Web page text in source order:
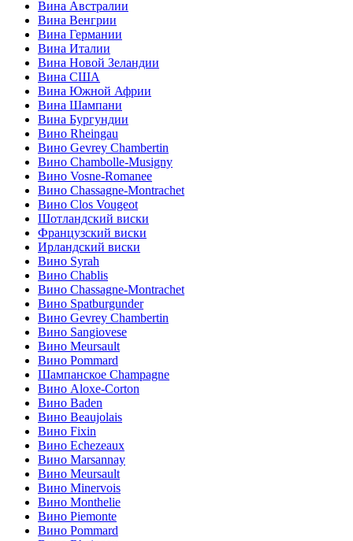
Вина Австралии
Вина Венгрии
Вина Германии
Вина Италии
Вина Новой Зеландии
Вина США
Вина Южной Африи
Вина Шампани
Вина Бургундии
Вино Rheingau
Вино Gevrey Chambertin
Вино Chambolle-Musigny
Вино Vosne-Romanee
Вино Chassagne-Montrachet
Вино Clos Vougeot
Шотландский виски
Французский виски
Ирландский виски
Вино Syrah
Вино Chablis
Вино Chassagne-Montrachet
Вино Spatburgunder
Вино Gevrey Chambertin
Вино Sangiovese
Вино Meursault
Вино Pommard
Шампанское Champagne
Вино Aloxe-Corton
Вино Baden
Вино Beaujolais
Вино Fixin
Вино Echezeaux
Вино Marsannay
Вино Meursault
Вино Minervois
Вино Monthelie
Вино Piemonte
Вино Pommard